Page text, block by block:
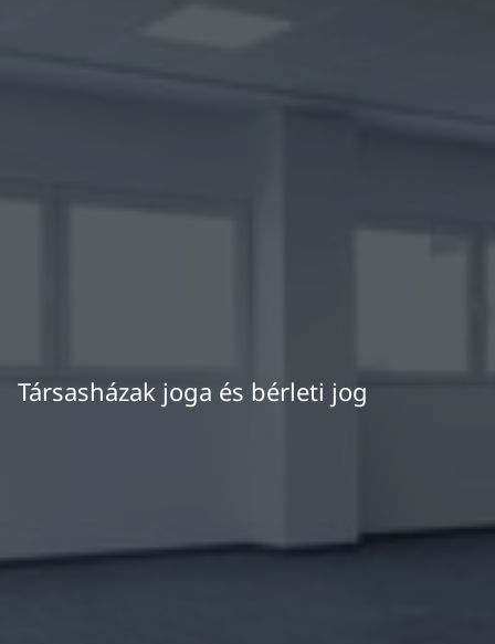
Társasházak joga és bérleti jog